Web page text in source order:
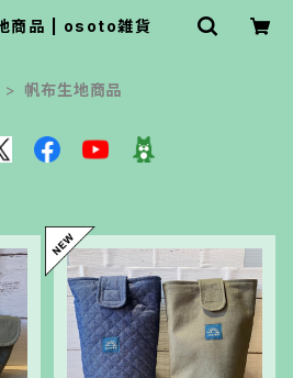
商品 | osoto雑貨
帆布生地商品